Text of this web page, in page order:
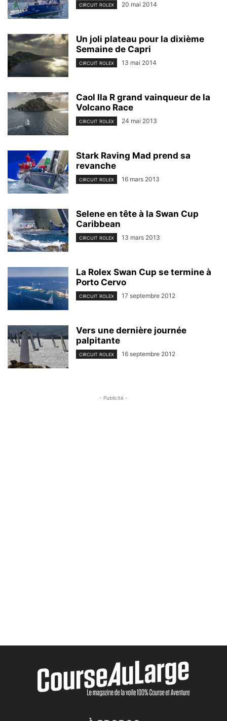
CIRCUIT ROLEX 20 mai 2014
Un joli plateau pour la dixième
Semaine de Capri
CIRCUIT ROLEX 13 mai 2014
Caol Ila R grand vainqueur de la
Volcano Race
CIRCUIT ROLEX 24 mai 2013
Stark Raving Mad prend sa
revanche
CIRCUIT ROLEX 16 mars 2013
Selene en tête à la Swan Cup
Caribbean
CIRCUIT ROLEX 13 mars 2013
La Rolex Swan Cup se termine à
Porto Cervo
CIRCUIT ROLEX 17 septembre 2012
Vers une dernière journée
palpitante
CIRCUIT ROLEX 16 septembre 2012
- Publicité -